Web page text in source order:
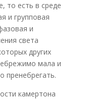
то есть в среде
и групповая
и
света
других
мала и
пренебрегать.
камертона